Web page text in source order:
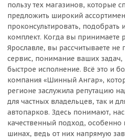
пользу тех магазинов, которые
предложить широкий
проконсультировать, подобрать
комплект. Когда вы принимаете
Ярославле, вы рассчитываете не
сервис, понимание ваших задач,
быстрое исполнение. Всё это и
компания «Шинный Ангар»,
регионе заслужила репутацию
для частных владельцев, так и
автопарков. Здесь понимают,
качественный подход, особенно
шинах, ведь от них напрямую